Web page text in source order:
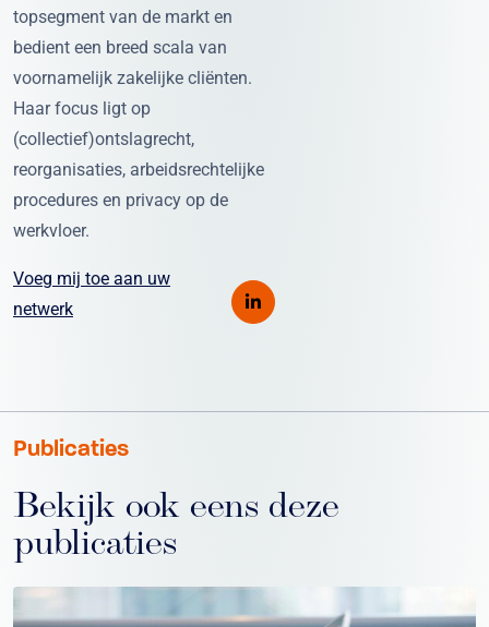
topsegment van de markt en
bedient een breed scala van
voornamelijk zakelijke cliënten.
Haar focus ligt op
(collectief)ontslagrecht,
reorganisaties, arbeidsrechtelijke
procedures en privacy op de
werkvloer.
Voeg mij toe aan uw
netwerk
Publicaties
Bekijk ook eens deze
publicaties